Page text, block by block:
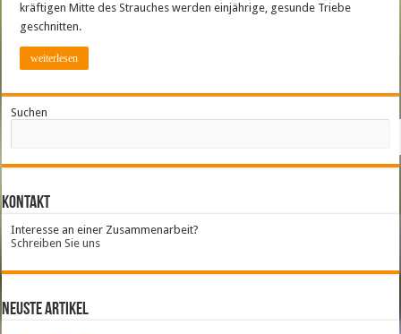
kräftigen Mitte des Strauches werden einjährige, gesunde Triebe
geschnitten.
weiterlesen
Suchen
Kontakt
Interesse an einer Zusammenarbeit?
Schreiben Sie uns
neuste Artikel